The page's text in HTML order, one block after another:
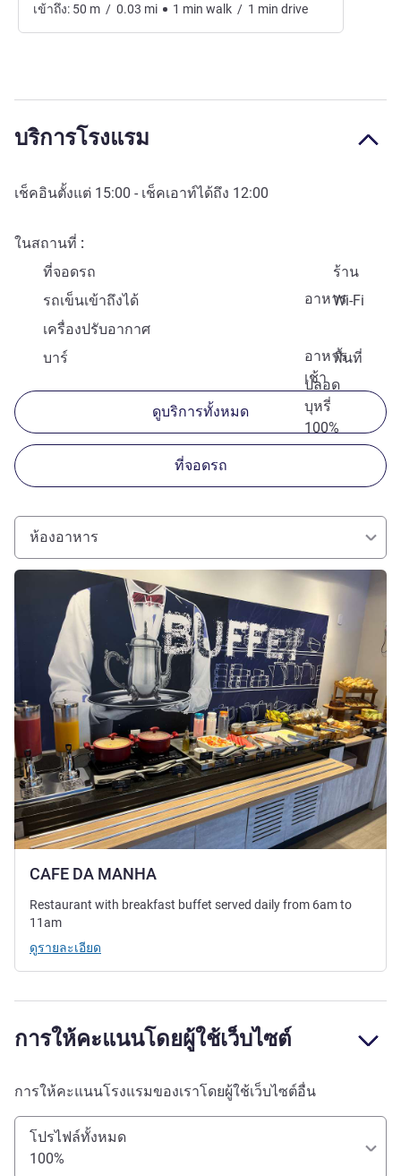
เข้าถึง: 50 m / 0.03 mi 1 min walk / 1 min drive
บริการโรงแรม
เช็คอินตั้งแต่ 15:00 - เช็คเอาท์ได้ถึง 12:00
ในสถานที่
ที่จอดรถ
ร้าน
อาหาร
รถเข็นเข้าถึงได้
Wi-Fi
เครื่องปรับอากาศ
อาหาร
เช้า
บาร์
พื้นที่
ปลอด
บุหรี่
100%
ดูบริการทั้งหมด
ที่จอดรถ
ห้องอาหาร
CAFE DA MANHA
ดูรายละเอียด
Restaurant with breakfast buffet served daily from 6am to
11am
ดูรายละเอียด
การให้คะแนนโดยผู้ใช้เว็บไซต์
การให้คะแนนโรงแรมของเราโดยผู้ใช้เว็บไซต์อื่น
โปรไฟล์ทั้งหมด
100%